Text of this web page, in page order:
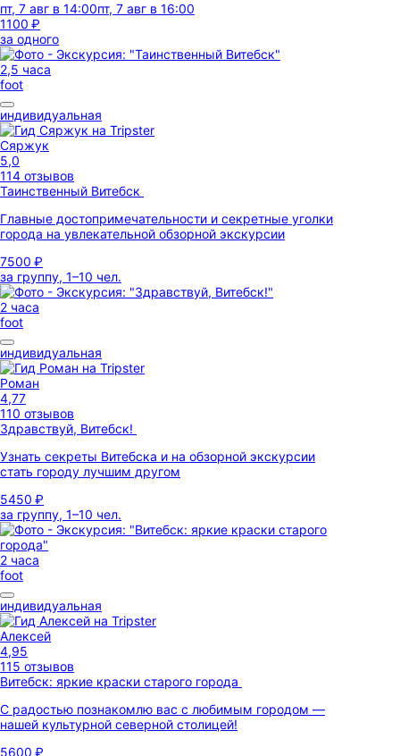
пт, 7 авг в 14:00пт, 7 авг в 16:00
1100 ₽
за одного
2,5 часа
foot
индивидуальная
Сяржук
5,0
114 отзывов
Таинственный Витебск
Главные достопримечательности и секретные уголки
города на увлекательной обзорной экскурсии
7500 ₽
за группу, 1–10 чел.
2 часа
foot
индивидуальная
Роман
4,77
110 отзывов
Здравствуй, Витебск!
Узнать секреты Витебска и на обзорной экскурсии
стать городу лучшим другом
5450 ₽
за группу, 1–10 чел.
2 часа
foot
индивидуальная
Алексей
4,95
115 отзывов
Витебск: яркие краски старого города
С радостью познакомлю вас с любимым городом —
нашей культурной северной столицей!
5600 ₽